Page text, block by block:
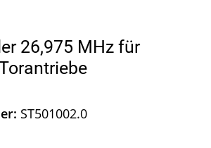
26,975 MHz für
ST501002.0